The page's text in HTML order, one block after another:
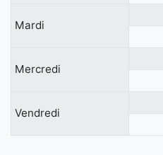
Mardi
Mercredi
Vendredi